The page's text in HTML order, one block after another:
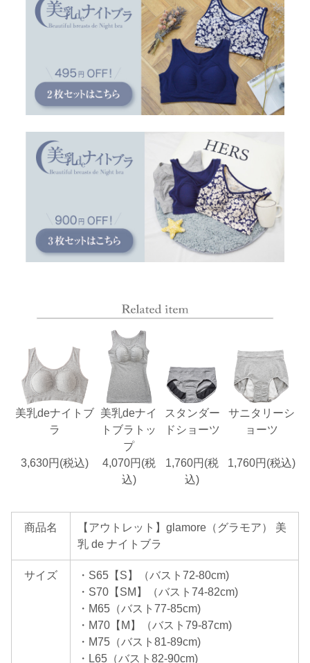
美乳deナイトブ
ラ
美乳deナイ
トブラトッ
プ
スタンダー
ドショーツ
サニタリーシ
ョーツ
3,630円(税込)
4,070円(税
込)
1,760円(税
込)
1,760円(税込)
商品名
【アウトレット】glamore（グラモア） 美
乳 de ナイトブラ
サイズ
・S65【S】（バスト72-80cm)
・S70【SM】（バスト74-82cm)
・M65（バスト77-85cm)
・M70【M】（バスト79-87cm)
・M75（バスト81-89cm)
・L65（バスト82-90cm)